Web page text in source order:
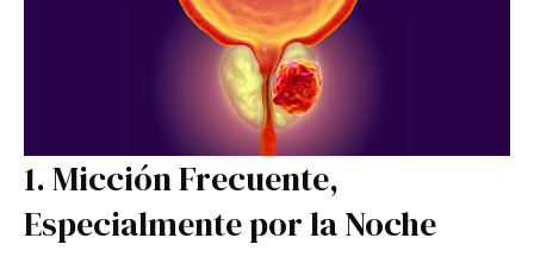
1. Micción Frecuente,
Especialmente por la Noche